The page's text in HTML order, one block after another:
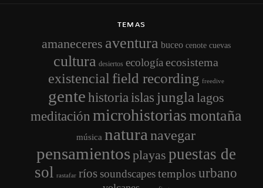
TEMAS
amaneceres aventura buceo cenote cuevas
cultura desiertos ecología ecosistema
existencial field recording freedive
gentehistoria islas jungla lagos
meditación microhistoriasmontaña
música natura navegar
pensamientos playas puestas de
sol rastafar ríos soundscapestemplos urbano